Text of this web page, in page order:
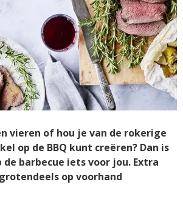
vieren of hou je van de rokerige
op de BBQ kunt creëren? Dan is
barbecue iets voor jou. Extra
op voorhand